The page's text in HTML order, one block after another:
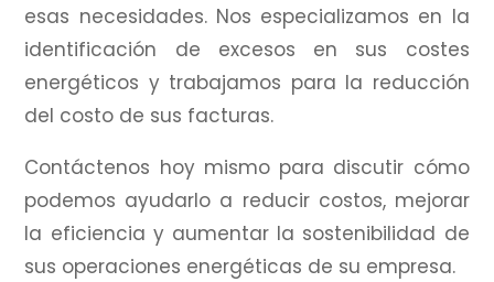
esas necesidades. Nos especializamos en la
identificación de excesos en sus costes
energéticos y trabajamos para la reducción
del costo de sus facturas.
Contáctenos hoy mismo para discutir cómo
podemos ayudarlo a reducir costos, mejorar
la eficiencia y aumentar la sostenibilidad de
sus operaciones energéticas de su empresa.